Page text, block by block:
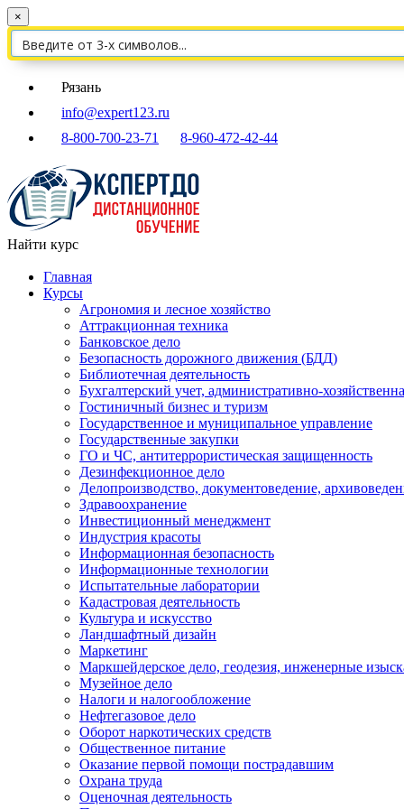
×
Рязань
info@expert123.ru
8-800-700-23-71
8-960-472-42-44
Найти курс
Главная
Курсы
Агрономия и лесное хозяйство
Аттракционная техника
Банковское дело
Безопасность дорожного движения (БДД)
Библиотечная деятельность
Бухгалтерский учет, административно-
Гостиничный бизнес и туризм
Государственное и муниципальное управление
Государственные закупки
ГО и ЧС, антитеррористическая защищенность
Дезинфекционное дело
Делопроизводство, документоведение,
Здравоохранение
Инвестиционный менеджмент
Индустрия красоты
Информационная безопасность
Информационные технологии
Испытательные лаборатории
Кадастровая деятельность
Культура и искусство
Ландшафтный дизайн
Маркетинг
Маркшейдерское дело, геодезия, инженерные
Музейное дело
Налоги и налогообложение
Нефтегазовое дело
Оборот наркотических средств
Общественное питание
Оказание первой помощи пострадавшим
Охрана труда
Оценочная деятельность